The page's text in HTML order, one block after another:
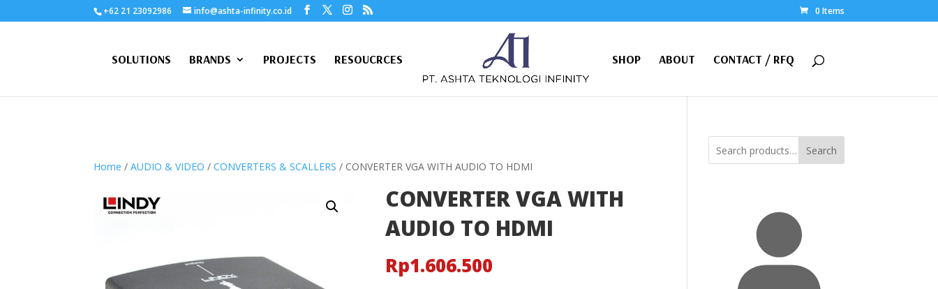
+62 21 23092986 info@ashta-infinity.co.id 0 Items
SOLUTIONS BRANDS PROJECTS RESOUCRCES SHOP ABOUT CONTACT / RFQ
Home /AUDIO & VIDEO /CONVERTERS & SCALLERS / CONVERTER VGA WITH AUDIO TO HDMI
CONVERTER VGA WITH
AUDIO TO HDMI
Rp1.606.500
Search